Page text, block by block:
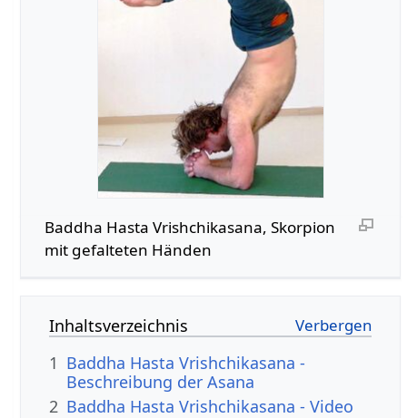
Baddha Hasta Vrishchikasana, Skorpion
mit gefalteten Händen
Inhaltsverzeichnis
1 Baddha Hasta Vrishchikasana -
Beschreibung der Asana
2 Baddha Hasta Vrishchikasana - Video